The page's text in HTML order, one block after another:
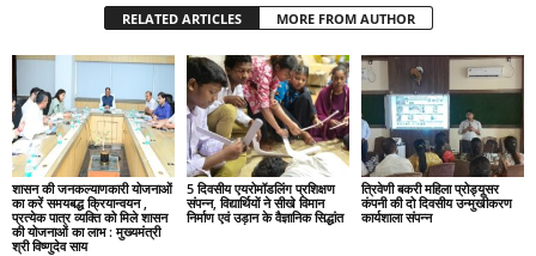
RELATED ARTICLES MORE FROM AUTHOR
शासन की जनकल्याणकारी योजनाओं
का करें समयबद्ध क्रियान्वयन ,
प्रत्येक पात्र व्यक्ति को मिले शासन
की योजनाओं का लाभ : मुख्यमंत्री
श्री विष्णुदेव साय
5 दिवसीय एयरोमॉडलिंग प्रशिक्षण
संपन्न, विद्यार्थियों ने सीखे विमान
निर्माण एवं उड़ान के वैज्ञानिक सिद्धांत
त्रिवेणी बकरी महिला प्रोड्यूसर
कंपनी की दो दिवसीय उन्मुखीकरण
कार्यशाला संपन्न